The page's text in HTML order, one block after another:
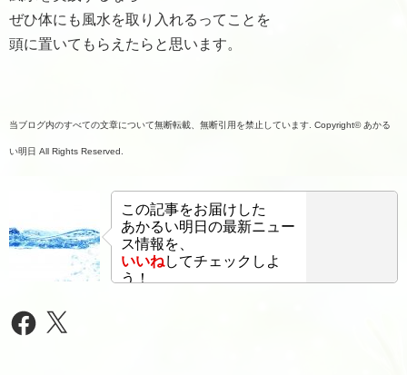
ぜひ体にも風水を取り入れるってことを
頭に置いてもらえたらと思います。
当ブログ内のすべての文章について無断転載、無断引用を禁止しています. Copyright© あかる
い明日 All Rights Reserved.
この記事をお届けした
あかるい明日の最新ニュー
ス情報を、
いいねしてチェックしよ
う！
Facebook
X